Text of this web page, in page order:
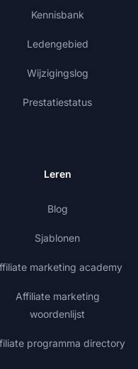
Kennisbank
Ledengebied
Wijzigingslog
Prestatiestatus
Leren
Blog
Sjablonen
marketing academy
Affiliate marketing
woordenlijst
programma directory